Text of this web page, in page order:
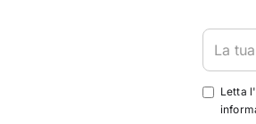
Letta l'